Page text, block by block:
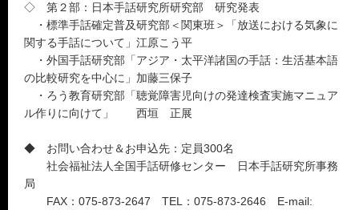
◇ 第２部：日本手話研究所研究部 研究発表
・標準手話確定普及研究部＜関東班＞「放送における気象に
関する手話について」江原こう平
・外国手話研究部「アジア・太平洋諸国の手話：生活基本語
の比較研究を中心に」加藤三保子
・ろう教育研究部「聴覚障害児向けの発達検査実施マニュア
ル作りに向けて」 西垣 正展
◆ お問い合わせ＆お申込先：定員300名
社会福祉法人全国手話研修センター 日本手話研究所事務
局
FAX：075-873-2647 TEL：075-873-2646 E-mail: